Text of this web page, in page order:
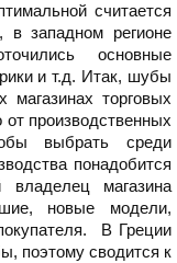
считается
в западном регионе
основные
и т.д. Итак, шубы
торговых
производственных
выбрать среди
понадобится
магазина
новые модели,
В Греции
поэтому сводится к